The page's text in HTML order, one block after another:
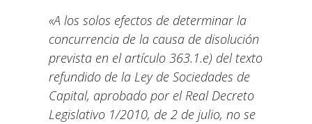
«A los solos efectos de determinar la
concurrencia de la causa de disolución
prevista en el artículo 363.1.e) del texto
refundido de la Ley de Sociedades de
Capital, aprobado por el Real Decreto
Legislativo 1/2010, de 2 de julio, no se